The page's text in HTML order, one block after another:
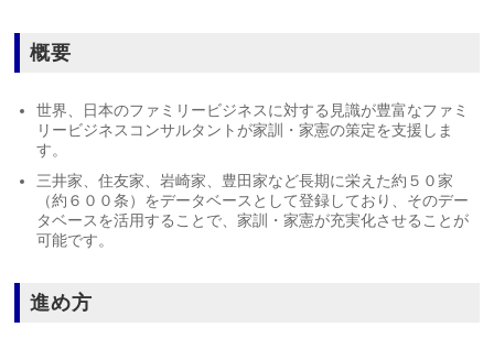
概要
世界、日本のファミリービジネスに対する見識が豊富なファミ
リービジネスコンサルタントが家訓・家憲の策定を支援しま
す。
三井家、住友家、岩崎家、豊田家など長期に栄えた約５０家
（約６００条）をデータベースとして登録しており、そのデー
タベースを活用することで、家訓・家憲が充実化させることが
可能です。
進め方